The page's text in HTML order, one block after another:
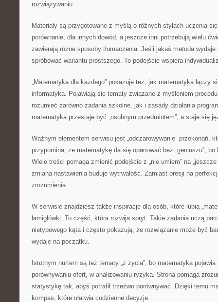
rozwiązywaniu.
Materiały są przygotowane z myślą o różnych stylach uczenia
porównanie, dla innych dowód, a jeszcze inni potrzebują wielu
zawierają różne sposoby tłumaczenia. Jeśli jakaś metoda wydaje
spróbować wariantu prostszego. To podejście wspiera
„Matematyka dla każdego” pokazuje też, jak matematyka łączy
informatyką. Pojawiają się tematy związane z myśleniem
rozumieć zarówno zadania szkolne, jak i zasady działania
matematyka przestaje być „osobnym przedmiotem”, a staje się
Ważnym elementem serwisu jest „odczarowywanie” przekonań,
przypomina, że matematykę da się opanować bez „geniuszu”,
Wiele treści pomaga zmienić podejście z „nie umiem” na
zmiana nastawienia buduje wytrwałość. Zamiast presji na
zrozumienia.
W serwisie znajdziesz także inspiracje dla osób, które lubią
łamigłówki. To część, która rozwija spryt. Takie zadania uczą
nietypowego kąta i często pokazują, że rozwiązanie może być
wydaje na początku.
Istotnym nurtem są też tematy „z życia”, bo matematyka
porównywaniu ofert, w analizowaniu ryzyka. Strona pomaga
statystykę tak, abyś potrafił trzeźwo porównywać. Dzięki temu
kompas, które ułatwia codzienne decyzje.